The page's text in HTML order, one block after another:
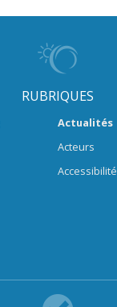
RUBRIQUES
Actualités
Acteurs
Accessibilité